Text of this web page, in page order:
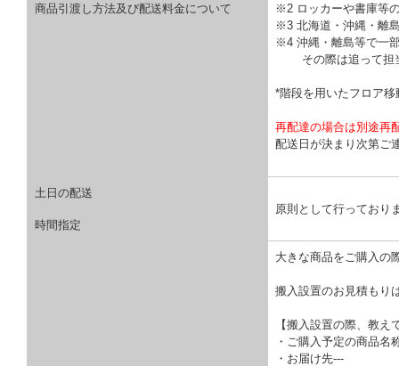
商品引渡し方法及び配送料金について
※2 ロッカーや書庫等
※3 北海道・沖縄・離
※4 沖縄・離島等で一
その際は追って担当
*階段を用いたフロア
再配達の場合は別途再
配送日が決まり次第ご
土日の配送
原則として行っており
時間指定
大きな商品をご購入の
搬入設置のお見積もり
【搬入設置の際、教え
・ご購入予定の商品名
・お届け先---